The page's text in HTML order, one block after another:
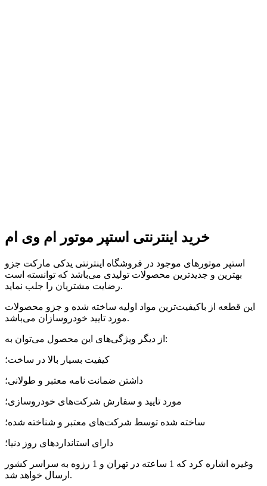
خرید اینترنتی استپر موتور ام وی ام
استپر موتورهای موجود در فروشگاه اینترنتی یدکی مارکت جزو
بهترین و جدیدترین محصولات تولیدی می‌باشد که توانسته است
رضایت مشتریان را جلب نماید.
این قطعه از باکیفیت‌ترین مواد اولیه ساخته شده و جزو محصولات
مورد تایید خودروسازان می‌باشد.
از دیگر ویژگی‌های این محصول می‌توان به:
کیفیت بسیار بالا در ساخت؛
داشتن ضمانت نامه معتبر و طولانی؛
مورد تایید و سفارش شرکت‌های خودروسازی؛
ساخته شده توسط شرکت‌های معتبر و شناخته شده؛
دارای استانداردهای روز دنیا؛
وغیره اشاره کرد که 1 ساعته در تهران و 1 رزوه به سراسر کشور
ارسال خواهد شد.